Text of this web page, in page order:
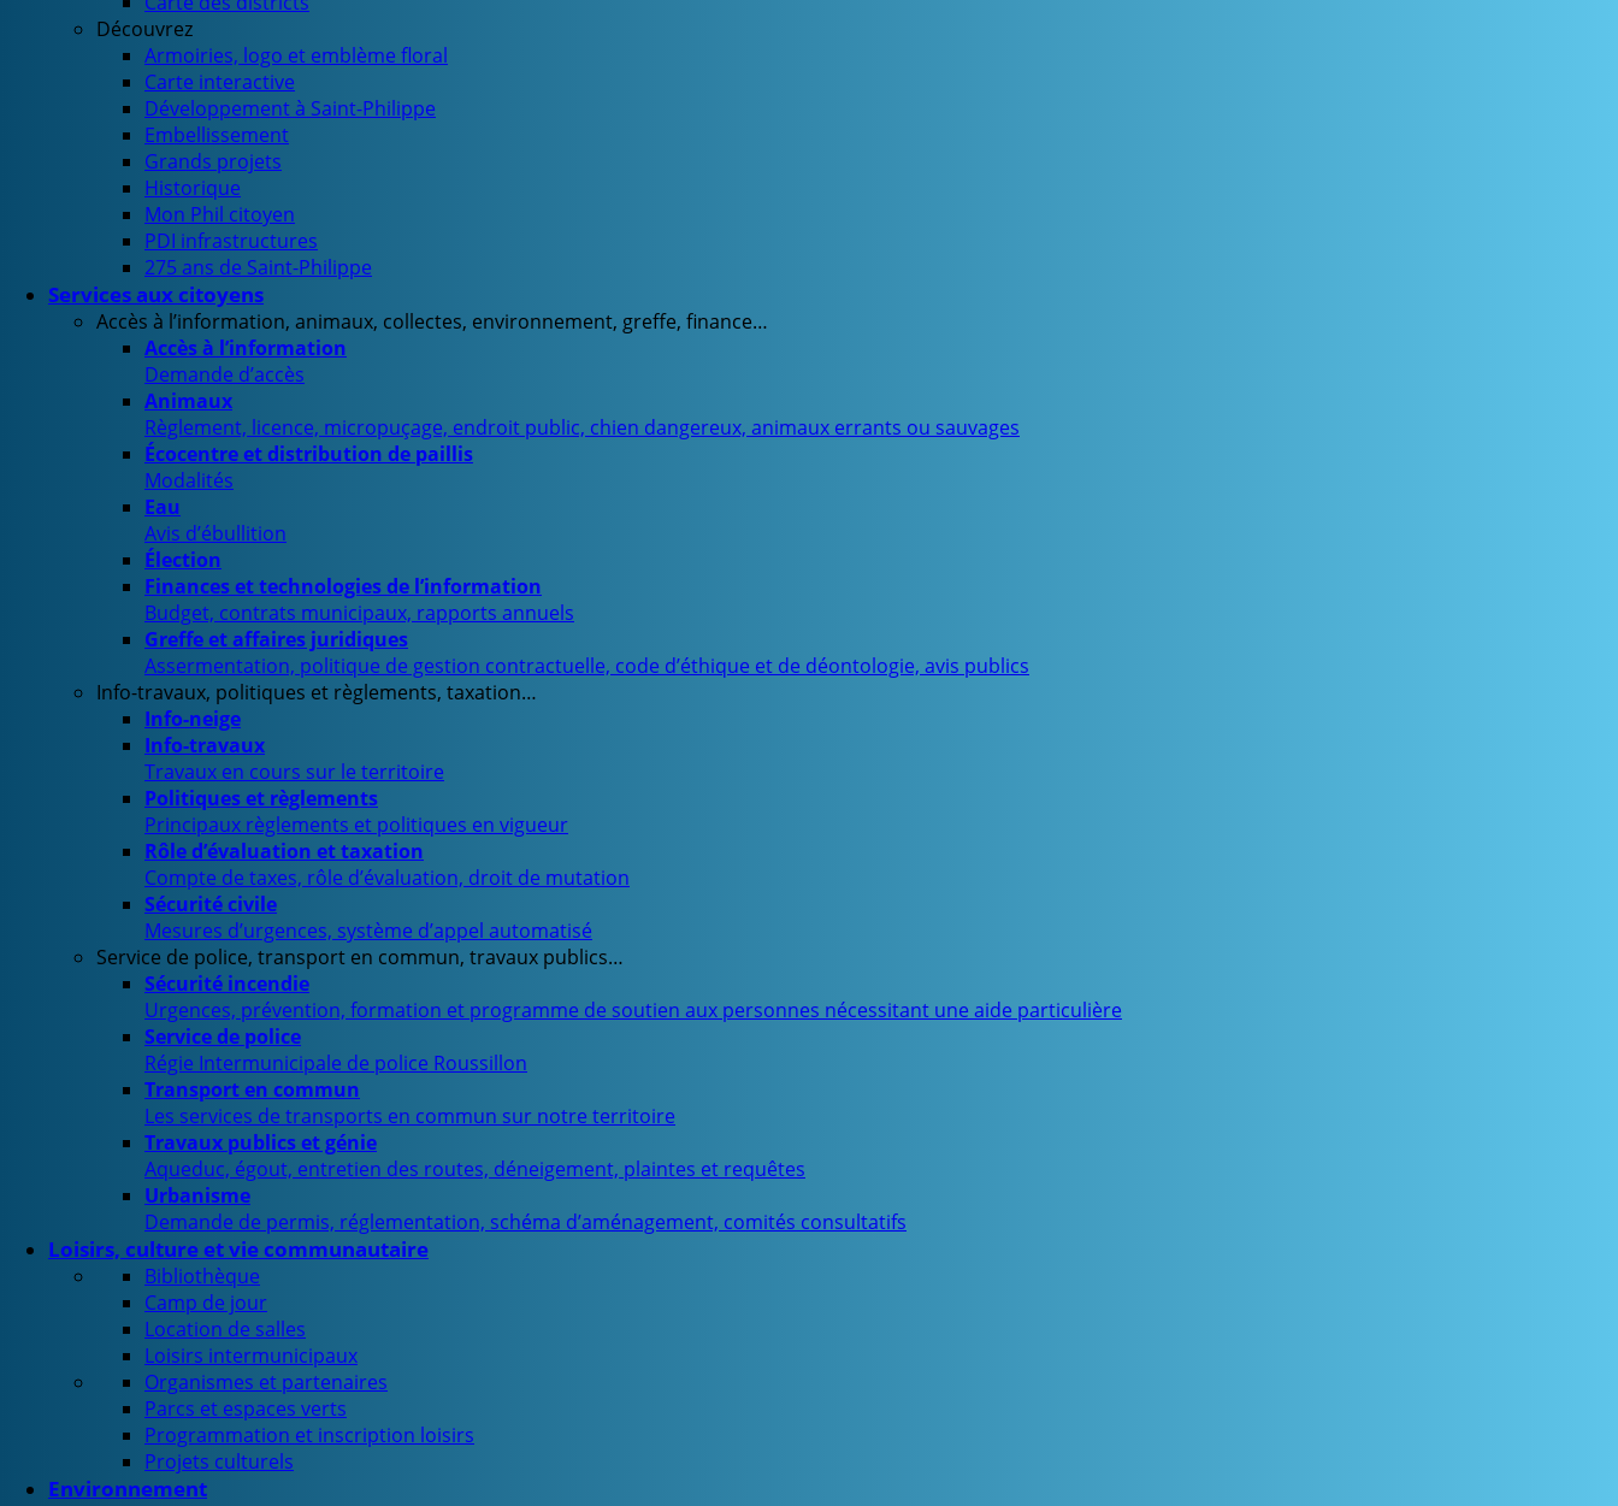
Découvrez
Armoiries, logo et emblème floral
Carte interactive
Développement à Saint-Philippe
Embellissement
Grands projets
Historique
Mon Phil citoyen
PDI infrastructures
275 ans de Saint-Philippe
Services aux citoyens
Accès à l’information, animaux, collectes, environnement, greffe, finance…
Accès à l’information
Demande d’accès
Animaux
Règlement, licence, micropuçage, endroit public, chien dangereux, animaux errants ou sauvages
Écocentre et distribution de paillis
Modalités
Eau
Avis d’ébullition
Élection
Finances et technologies de l’information
Budget, contrats municipaux, rapports annuels
Greffe et affaires juridiques
Assermentation, politique de gestion contractuelle, code d’éthique et de déontologie, avis publics
Info-travaux, politiques et règlements, taxation…
Info-neige
Info-travaux
Travaux en cours sur le territoire
Politiques et règlements
Principaux règlements et politiques en vigueur
Rôle d’évaluation et taxation
Compte de taxes, rôle d’évaluation, droit de mutation
Sécurité civile
Mesures d’urgences, système d’appel automatisé
Service de police, transport en commun, travaux publics…
Sécurité incendie
Urgences, prévention, formation et programme de soutien aux personnes nécessitant une aide particulière
Service de police
Régie Intermunicipale de police Roussillon
Transport en commun
Les services de transports en commun sur notre territoire
Travaux publics et génie
Aqueduc, égout, entretien des routes, déneigement, plaintes et requêtes
Urbanisme
Demande de permis, réglementation, schéma d’aménagement, comités consultatifs
Loisirs, culture et vie communautaire
Bibliothèque
Camp de jour
Location de salles
Loisirs intermunicipaux
Organismes et partenaires
Parcs et espaces verts
Programmation et inscription loisirs
Projets culturels
Environnement